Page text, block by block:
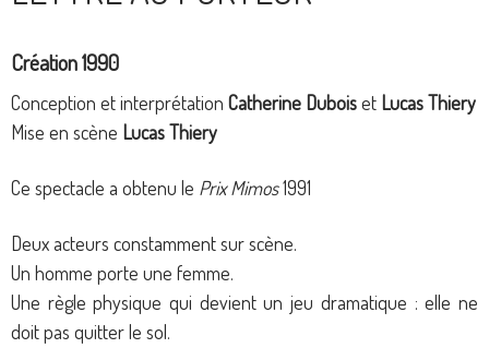
Création 1990
Conception et interprétation Catherine Duboiset Lucas Thiery
Mise en scène Lucas Thiery
Ce spectacle a obtenu le Prix Mimos1991
Deux acteurs constamment sur scène.
Un homme porte une femme.
Une règle physique qui devient un jeu dramatique : elle ne
doit pas quitter le sol.